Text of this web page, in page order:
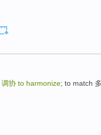
调协 to harmonize; to match